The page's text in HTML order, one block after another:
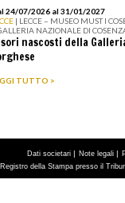
24/07/2026 al 31/01/2027
| LECCE – MUSEO MUST I
NAZIONALE DI
nascosti della
TUTTO >
Dati societari | Note legali |
della Stampa presso il